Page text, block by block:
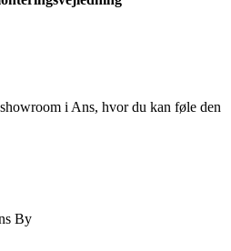
i Ans, hvor du kan føle den
By